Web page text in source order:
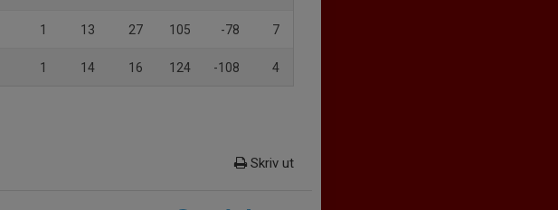
1 13 27 105 -78 7
1 14 16 124 -108 4
Skriv ut